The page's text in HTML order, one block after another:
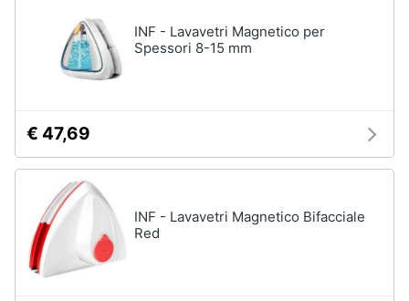
Microonde
INF - Lavavetri Magnetico per
Spessori 8-15 mm
€ 47,69
INF - Lavavetri Magnetico Bifacciale
Red